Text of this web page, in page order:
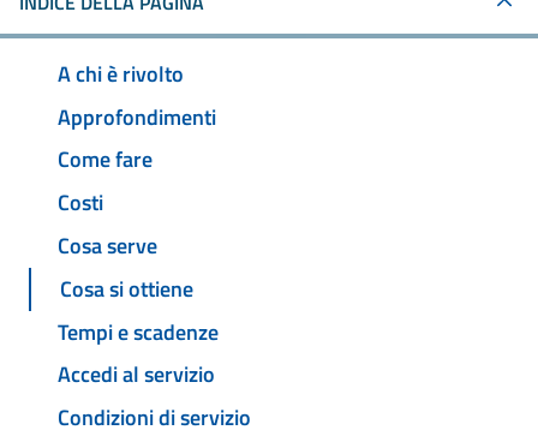
A chi è rivolto
Approfondimenti
Come fare
Costi
Cosa serve
Cosa si ottiene
Tempi e scadenze
Accedi al servizio
Condizioni di servizio